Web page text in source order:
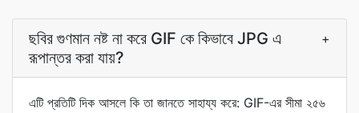
ছবির গুণমান নষ্ট না করে GIF কে কিভাবে JPG এ
রূপান্তর করা যায়?
+
এটি প্রতিটি দিক আসলে কি তা জানতে সাহায্য করে: GIF-এর সীমা ২৫৬